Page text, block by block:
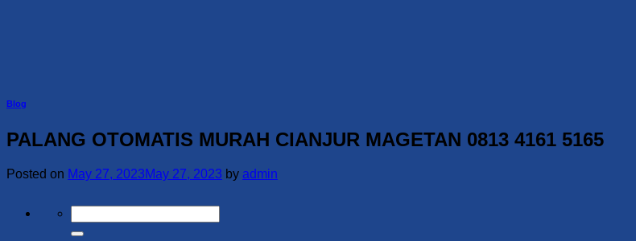
for:
Blog
PALANG OTOMATIS MURAH CIANJUR MAGETAN 0813 4161 5165
Posted on May 27, 2023May 27, 2023 by admin